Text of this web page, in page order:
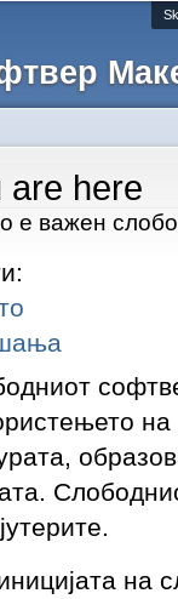
are here
е важен
на